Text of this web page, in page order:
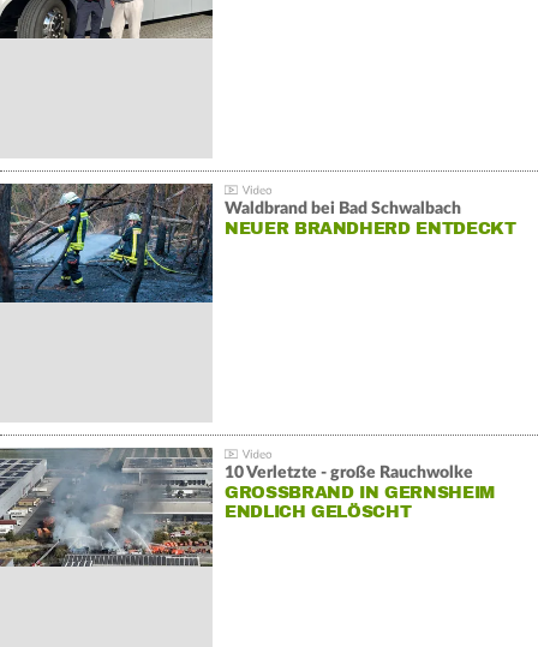
Waldbrand bei Bad Schwalbach
NEUER BRANDHERD ENTDECKT
10 Verletzte - große Rauchwolke
GROSSBRAND IN GERNSHEIM E
NDLICH GELÖSCHT